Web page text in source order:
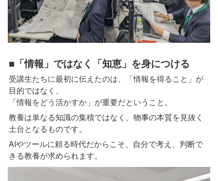
■「情報」ではなく「知恵」を身につける
受講生たちに最初に伝えたのは、「情報を得ること」が
目的ではなく、
「情報をどう活かすか」が重要だということ。
教養は単なる知識の集積ではなく、物事の本質を見抜く
土台となるものです。
AIやツールに頼る時代だからこそ、自分で考え、判断で
きる教養が求められます。